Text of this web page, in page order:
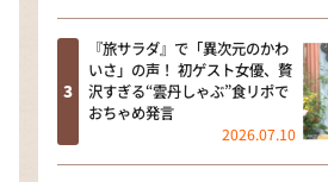
『旅サラダ』で「異次元のかわ
いさ」の声！ 初ゲスト女優、贅
沢すぎる“雲丹しゃぶ”食リポで
おちゃめ発言
2026.07.10